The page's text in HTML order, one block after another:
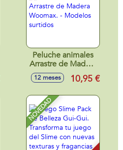
Peluche animales
Arrastre de Madera
Woomax. -
Modelos surtidos
12 meses 10,95 €
NOVEDAD